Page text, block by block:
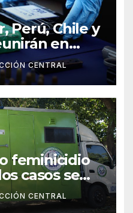
Perú, Chile y
en
la
CENTRAL
feminicidio
casos se
paísCENTRAL